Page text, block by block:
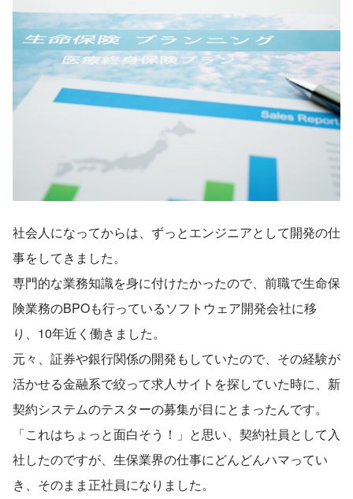
社会人になってからは、ずっとエンジニアとして開発の仕
事をしてきました。
専門的な業務知識を身に付けたかったので、前職で生命保
険業務のBPOも行っているソフトウェア開発会社に移
り、10年近く働きました。
元々、証券や銀行関係の開発もしていたので、その経験が
活かせる金融系で絞って求人サイトを探していた時に、新
契約システムのテスターの募集が目にとまったんです。
「これはちょっと面白そう！」と思い、契約社員として入
社したのですが、生保業界の仕事にどんどんハマってい
き、そのまま正社員になりました。